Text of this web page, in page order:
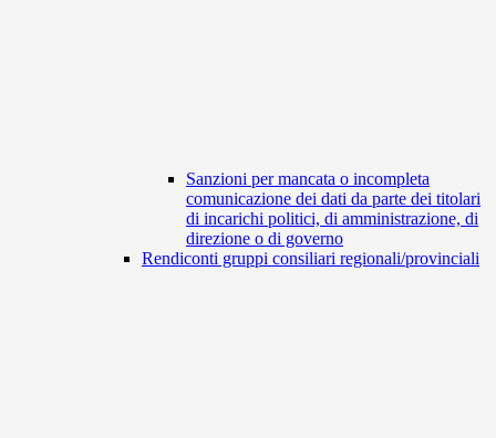
Sanzioni per mancata o incompleta
comunicazione dei dati da parte dei titolari
di incarichi politici, di amministrazione, di
direzione o di governo
Rendiconti gruppi consiliari regionali/provinciali